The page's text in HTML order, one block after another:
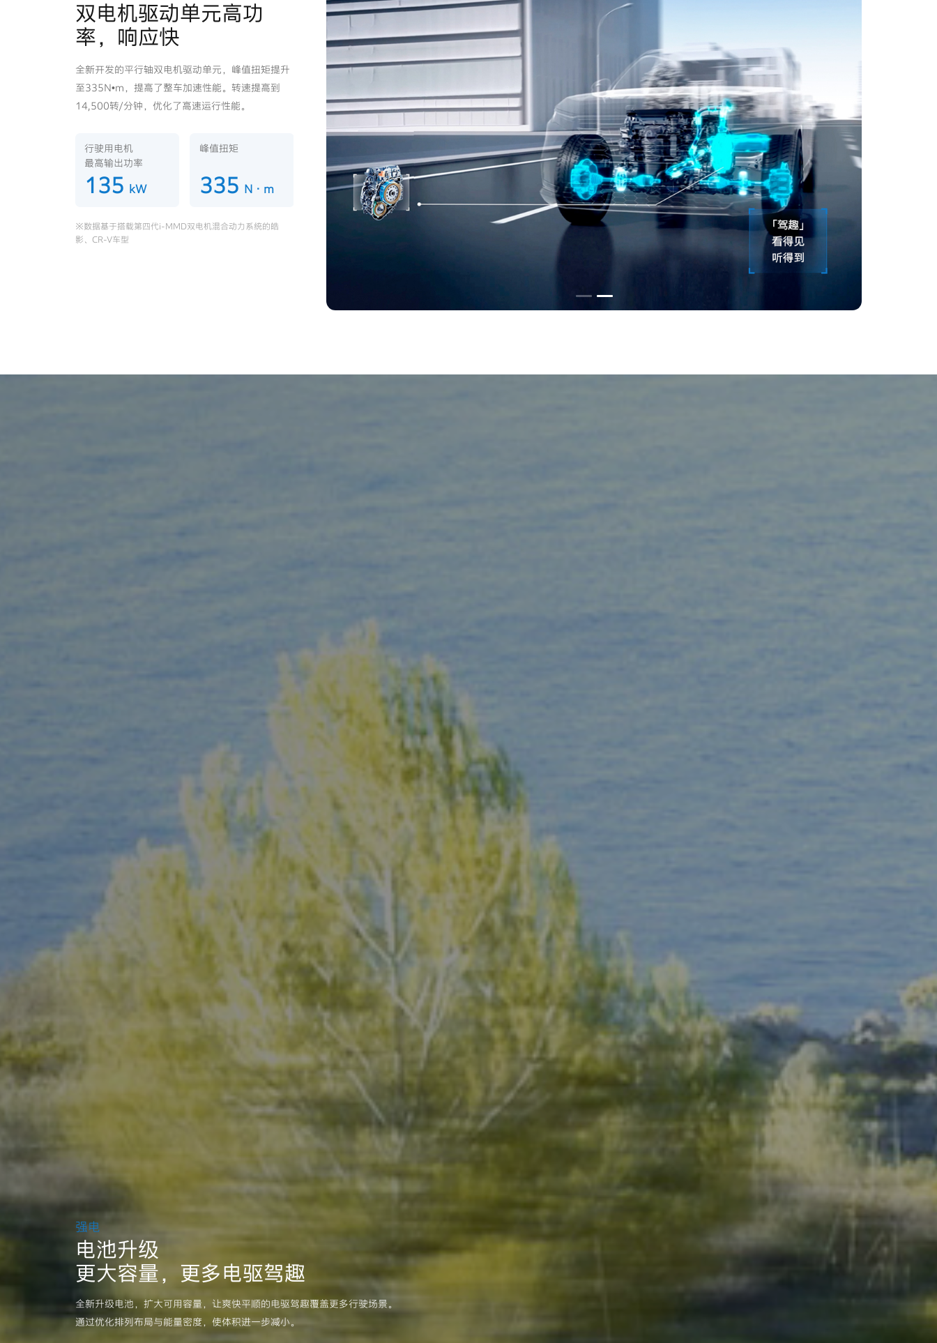
双电机驱动单元高功
率，响应快
Honda创造了双电机混合动力系统构型，并持续进
化。进化升级的双电机驱动单元，采用高功率、大
扭矩电机驱动车辆，踩下加速踏板即刻输出高扭
行驶用电机
最高输出功率
※数据基于搭载第四代i-MMD双电机混合动力系统的思
行驶用电机
最高输出功率
135 kW
峰值扭矩
335 N·m
强电
电池升级
更大容量，更多电驱驾趣
全新升级电池，扩大可用容量，让爽快平顺的电驱驾趣覆盖更多行驶场景。
通过优化排列布局与能量密度，使体积进一步减小。